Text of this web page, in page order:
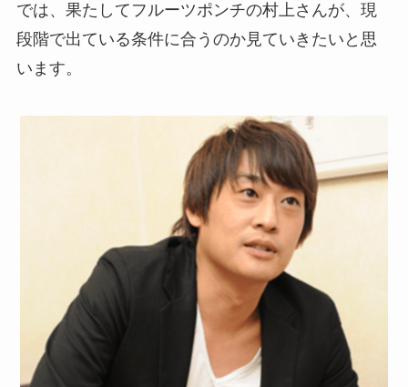
では、果たしてフルーツポンチの村上さんが、現
段階で出ている条件に合うのか見ていきたいと思
います。